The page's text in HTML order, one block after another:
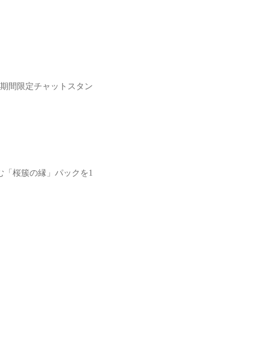
間限定チャットスタン
桜簇の縁」パックを1